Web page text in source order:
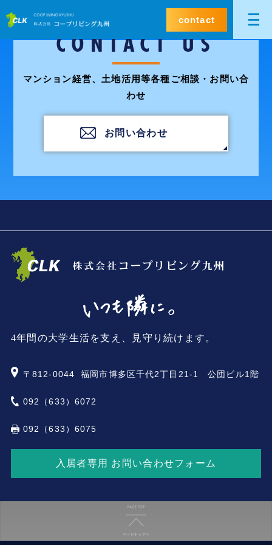
contact
CONTACT US
マンション経営、土地活用等各種ご相談・お問い合
わせ
お問い合わせ
4年間の大学生活を支え、見守り続けます。
〒812-0044 福岡市博多区千代2丁目21-1 公団ビル1階
092（633）6072
092（633）6075
入居者専用 お問い合わせフォーム